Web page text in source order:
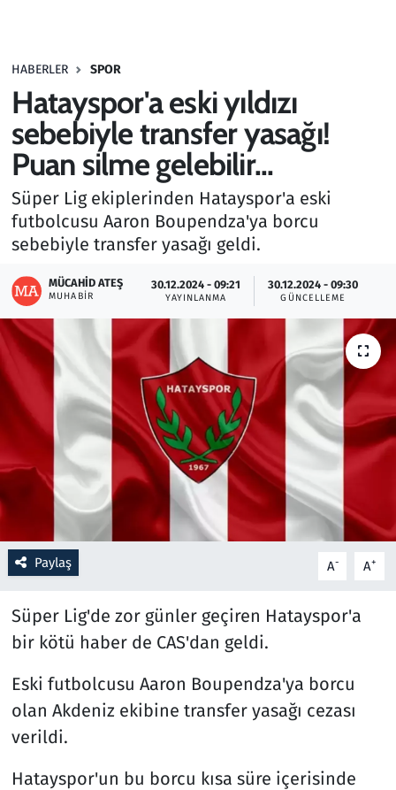
HABERLER SPOR
Hatayspor'a eski yıldızı
sebebiyle transfer yasağı!
Puan silme gelebilir...
Süper Lig ekiplerinden Hatayspor'a eski
futbolcusu Aaron Boupendza'ya borcu
sebebiyle transfer yasağı geldi.
MÜCAHID ATEŞ
MUHABIR
30.12.2024 - 09:21
YAYINLANMA
30.12.2024 - 09:30
GÜNCELLEME
Paylaş A- A+
Süper Lig'de zor günler geçiren Hatayspor'a
bir kötü haber de CAS'dan geldi.
Eski futbolcusu Aaron Boupendza'ya borcu
olan Akdeniz ekibine transfer yasağı cezası
verildi.
Hatayspor'un bu borcu kısa süre içerisinde
Haber
Kültür Sanat
Kurumsal Haberler
Lezzet Durağı
Memur ve Kamu
Otomobil
Oyun
Ramazan
Resmi İlanlar
Rüya Tabirleri
Savunma Sanayi
Seçim 2023
Teknoloji ve Bilim